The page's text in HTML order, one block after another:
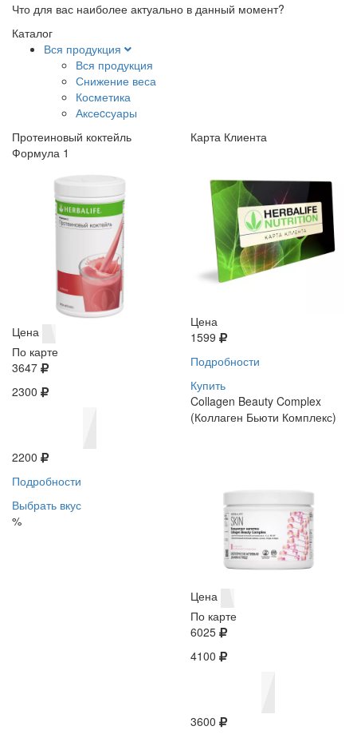
Что для вас наиболее актуально в данный момент?
Каталог
Вся продукция
Вся продукция
Снижение веса
Косметика
Аксеcсуары
Протеиновый коктейль
Формула 1
Цена
По карте
3647
2300
2200
Подробности
Выбрать вкус
%
Карта Клиента
Цена
1599
Подробности
Купить
Collagen Beauty Complex
(Коллаген Бьюти Комплекс)
Цена
По карте
6025
4100
3600